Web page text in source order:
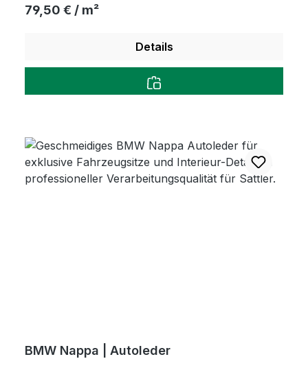
Regulärer Preis:
79,50 € / m²
Details
BMW Nappa | Autoleder